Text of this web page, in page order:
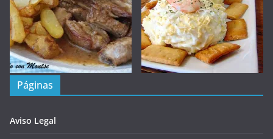
Páginas
Aviso Legal